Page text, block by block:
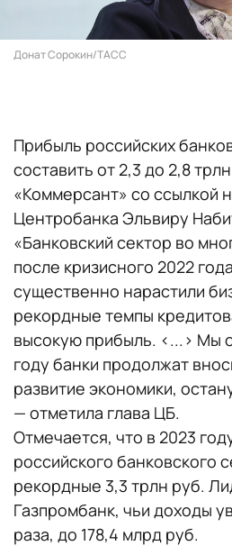
Донат Сорокин/ТАСС
Прибыль российских
составить от 2,3 до 2,8
«Коммерсант» со ссылкой
Центробанка Эльвиру
«Банковский сектор во
после кризисного 2022
существенно нарастили
рекордные темпы
высокую прибыль. <...> Мы
году банки продолжат
развитие экономики,
— отметила глава ЦБ.
Отмечается, что в 2023
российского банковского
рекордные 3,3 трлн руб.
Газпромбанк, чьи доходы
раза, до 178,4 млрд руб.